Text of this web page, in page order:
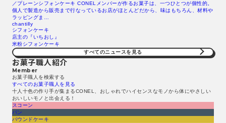
／プレーンシフォンケーキ CONELメンバーが作るお菓子は、一つひとつが個性的。
個人で製造から販売まで行なっているお店がほとんどだから、味はもちろん、材料や
ラッピングま…
chantilly
シフォンケーキ
店主の『いちおし』
米粉シフォンケーキ
すべてのニュースを見る​
お菓子職人紹介
Member
お菓子職人を検索する​
すべてのお菓子職人を見る​
十人十色の作り手が集まるCONEL、おしゃれでハイセンスなモノから体にやさしい
おいしいモノと出会える！
スコーン
パン
パウンドケーキ